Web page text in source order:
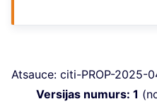
Atsauce: citi-PROP-2025-
Versijas numurs: 1